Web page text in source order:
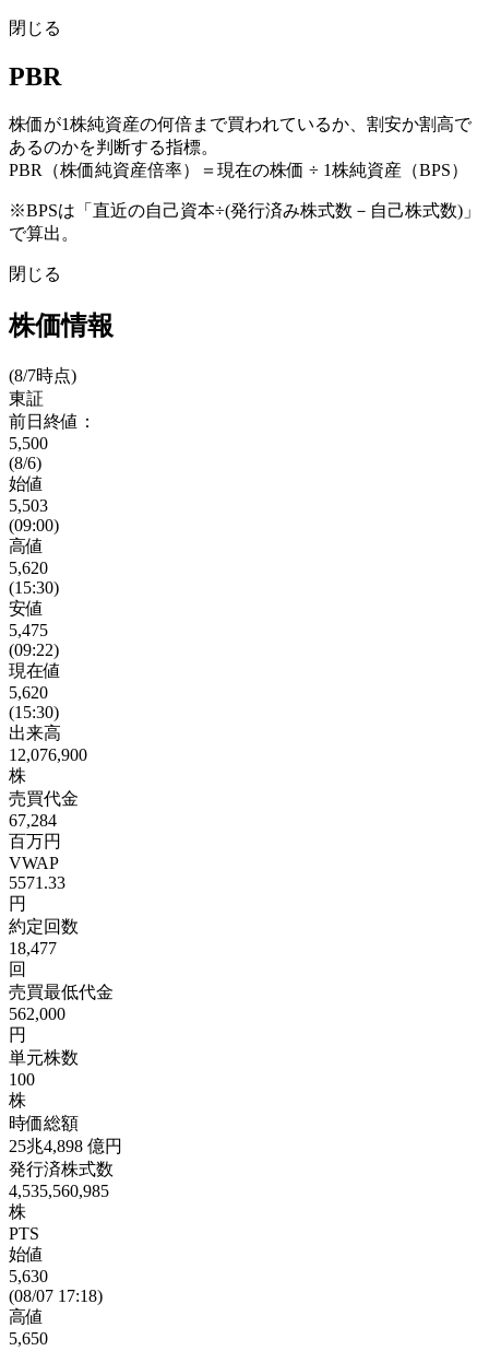
閉じる
PBR
株価が1株純資産の何倍まで買われているか、割安か割高で
あるのかを判断する指標。
PBR（株価純資産倍率）＝現在の株価 ÷ 1株純資産（BPS）
※BPSは「直近の自己資本÷(発行済み株式数－自己株式数)」
で算出。
閉じる
株価情報
(8/7時点)
東証
前日終値：
5,500
(8/6)
始値
5,503
(09:00)
高値
5,620
(15:30)
安値
5,475
(09:22)
現在値
5,620
(15:30)
出来高
12,076,900
株
売買代金
67,284
百万円
VWAP
5571.33
円
約定回数
18,477
回
売買最低代金
562,000
円
単元株数
100
株
時価総額
25兆4,898 億円
発行済株式数
4,535,560,985
株
PTS
始値
5,630
(08/07 17:18)
高値
5,650